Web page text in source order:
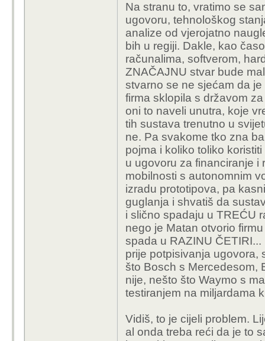
Na stranu to, vratimo se
ugovoru, tehnološkog
analize od vjerojatno
bih u regiji. Dakle, kao
računalima, softverom,
ZNAČAJNU stvar bude
stvarno se ne sjećam da
firma sklopila s državom
oni to naveli unutra, koje
tih sustava trenutno u
ne. Pa svakome tko zna
pojma i koliko toliko
u ugovoru za financiranje
mobilnosti s autonomnim
izradu prototipova, pa
guglanja i shvatiš da
i slično spadaju u TREĆU
nego je Matan otvorio
spada u RAZINU
prije potpisivanja ugovora,
što Bosch s Mercedesom,
nije, nešto što Waymo s
testiranjem na miljardama
Vidiš, to je cijeli problem.
al onda treba reći da je to